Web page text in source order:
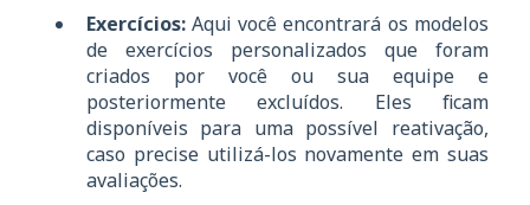
Exercícios: Aqui você encontrará os modelos
de exercícios personalizados que foram
criados por você ou sua equipe e
posteriormente excluídos. Eles ficam
disponíveis para uma possível reativação,
caso precise utilizá-los novamente em suas
avaliações.